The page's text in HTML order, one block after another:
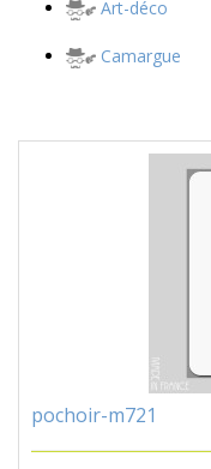
Art-déco
Camargue
pochoir-m721